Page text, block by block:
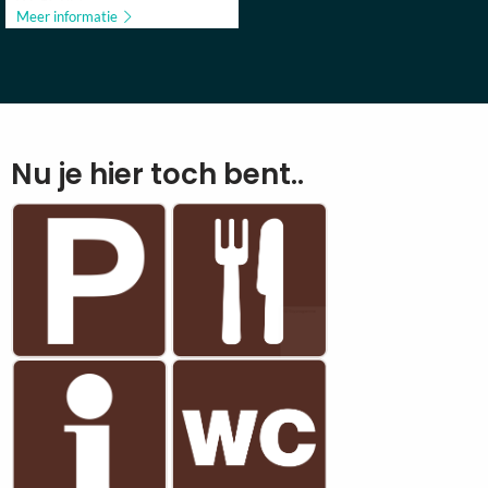
Meer informatie
Nu je hier toch bent..